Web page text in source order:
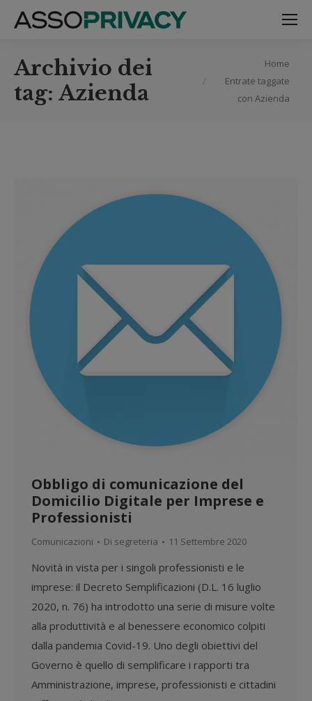
Archivio dei
tag: Azienda
Home
Entrate taggate
con Azienda
Obbligo di comunicazione del
Domicilio Digitale per Imprese e
Professionisti
Comunicazioni Di segreteria 11 Settembre 2020
Novità in vista per i singoli professionisti e le
imprese: il Decreto Semplificazioni (D.L. 16 luglio
2020, n. 76) ha introdotto una serie di misure volte
alla produttività e al benessere economico colpiti
dalla pandemia Covid-19. Uno degli obiettivi del
Governo è quello di semplificare i rapporti tra
Amministrazione, imprese, professionisti e cittadini